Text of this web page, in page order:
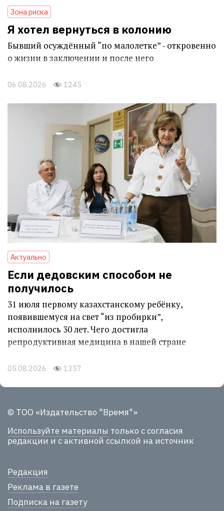
Зона риска
Я хотел вернуться в колонию
Бывший осуждённый “по малолетке” - откровенно
о жизни в заключении и после него
06.08.2026 1245
Актуально
Если дедовским способом не
получилось
31 июля первому казахстанскому ребёнку,
появившемуся на свет “из пробирки”,
исполнилось 30 лет. Чего достигла
репродуктивная медицина в нашей стране
05.08.2026 1357
© ТОО «Издательство "Время"»
Используйте материалы только с согласия
редакции и с активной ссылкой на источник
Редакция
Реклама в газете
Подписка на газету